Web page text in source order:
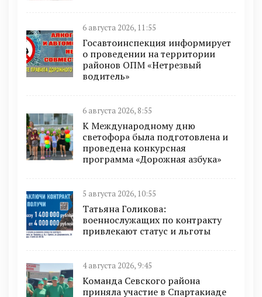
6 августа 2026, 11:55
Госавтоинспекция информирует
о проведении на территории
районов ОПМ «Нетрезвый
водитель»
6 августа 2026, 8:55
К Международному дню
светофора была подготовлена и
проведена конкурсная
программа «Дорожная азбука»
5 августа 2026, 10:55
Татьяна Голикова:
военнослужащих по контракту
привлекают статус и льготы
4 августа 2026, 9:45
Команда Севского района
приняла участие в Спартакиаде